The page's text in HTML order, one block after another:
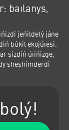
baılanys,
jeńildetý jáne
búkil ekojúıesi.
sizdiń úıińizge,
sheshimderdi